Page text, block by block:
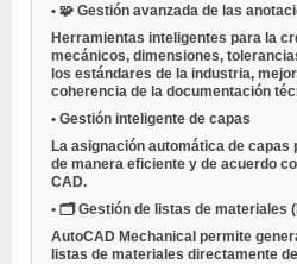
• 🧩 Gestión avanzada de las
Herramientas inteligentes para la
mecánicos, dimensiones,
los estándares de la industria,
coherencia de la documentación
• Gestión inteligente de capas
La asignación automática de capas
de manera eficiente y de acuerdo
CAD.
• 🗂Gestión de listas de materiales
AutoCAD Mechanical permite
listas de materiales directamente